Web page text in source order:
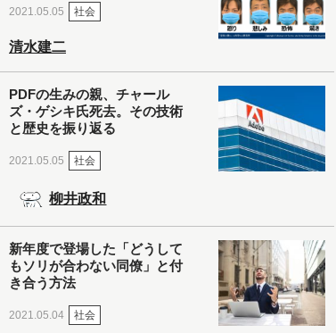
2021.05.05 社会
清水建二
PDFの生みの親、チャール
ズ・ゲシキ氏死去。その技術
と歴史を振り返る
2021.05.05 社会
柳井政和
新年度で登場した「どうして
もソリが合わない同僚」と付
き合う方法
2021.05.04 社会